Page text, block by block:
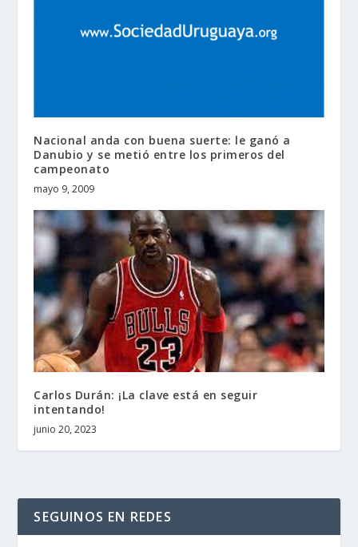
Nacional anda con buena suerte: le ganó a
Danubio y se metió entre los primeros del
campeonato
mayo 9, 2009
Carlos Durán: ¡La clave está en seguir
intentando!
junio 20, 2023
SEGUINOS EN REDES